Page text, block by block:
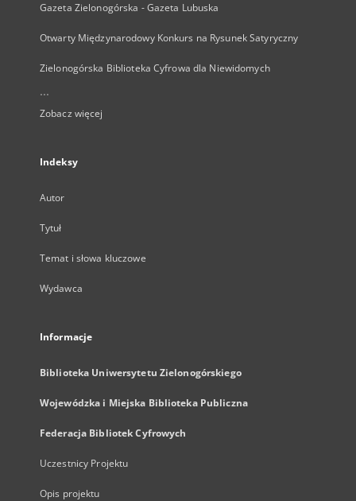
Gazeta Zielonogórska - Gazeta Lubuska
Otwarty Międzynarodowy Konkurs na Rysunek Satyryczny
Zielonogórska Biblioteka Cyfrowa dla Niewidomych
...
Zobacz więcej
Indeksy
Autor
Tytuł
Temat i słowa kluczowe
Wydawca
Informacje
Biblioteka Uniwersytetu Zielonogórskiego
Wojewódzka i Miejska Biblioteka Publiczna
Federacja Bibliotek Cyfrowych
Uczestnicy Projektu
Opis projektu